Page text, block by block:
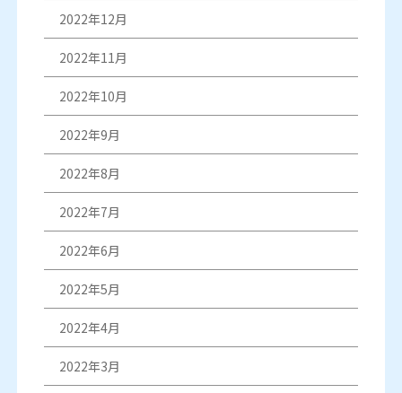
2022年12月
2022年11月
2022年10月
2022年9月
2022年8月
2022年7月
2022年6月
2022年5月
2022年4月
2022年3月